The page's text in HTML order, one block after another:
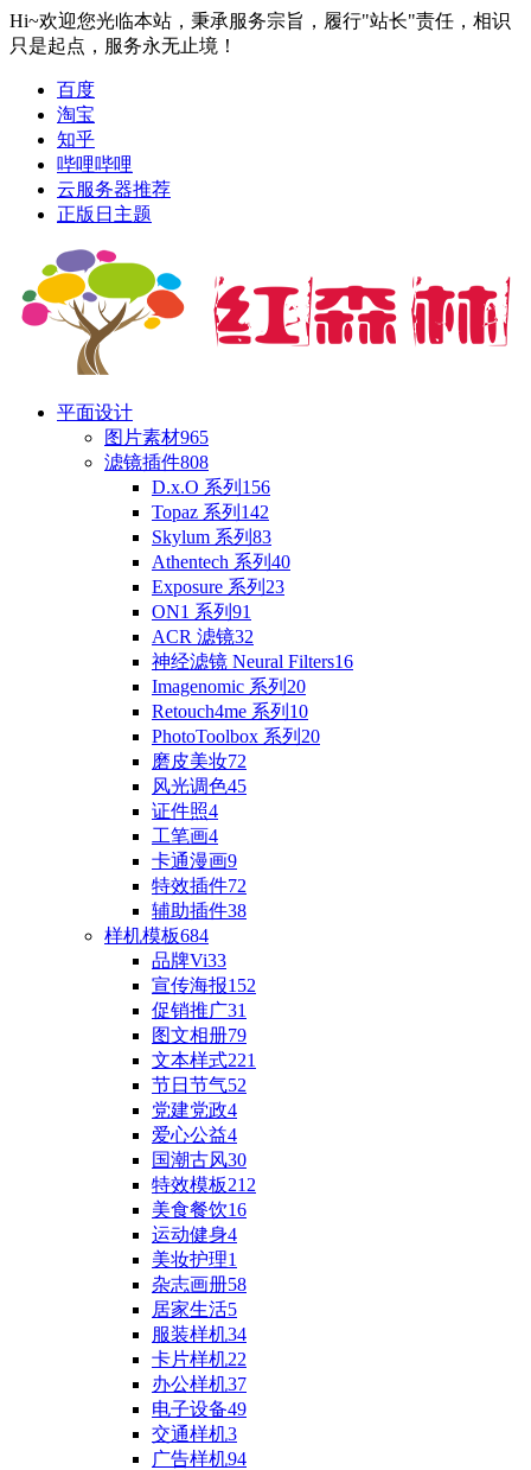
Hi~欢迎您光临本站，秉承服务宗旨，履行"站长"责任，相识
只是起点，服务永无止境！
百度
淘宝
知乎
哔哩哔哩
云服务器推荐
正版日主题
平面设计
图片素材965
滤镜插件808
D.x.O 系列 156
Topaz 系列 142
Skylum 系列 83
Athentech 系列 40
Exposure 系列 23
ON1 系列 91
ACR 滤镜32
神经滤镜 Neural Filters16
Imagenomic 系列 20
Retouch4me 系列 10
PhotoToolbox 系列 20
磨皮美妆72
风光调色45
证件照4
工笔画4
卡通漫画9
特效插件72
辅助插件38
样机模板684
品牌Vi33
宣传海报152
促销推广31
图文相册79
文本样式221
节日节气52
党建党政4
爱心公益4
国潮古风30
特效模板212
美食餐饮16
运动健身4
美妆护理1
杂志画册58
居家生活5
服装样机34
卡片样机22
办公样机37
电子设备49
交通样机3
广告样机94